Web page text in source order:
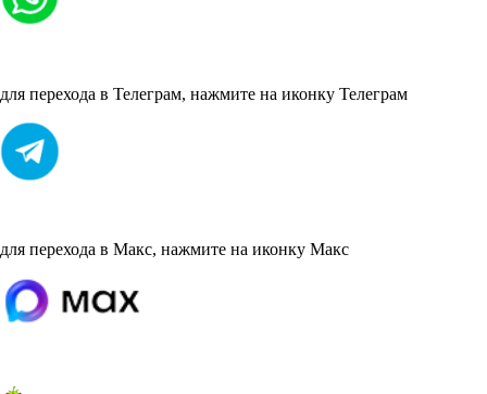
для перехода в Телеграм, нажмите на иконку Телеграм
для перехода в Макс, нажмите на иконку Макс